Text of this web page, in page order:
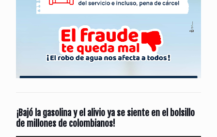
¡Bajó la gasolina y el alivio ya se siente en el bolsillo
de millones de colombianos!